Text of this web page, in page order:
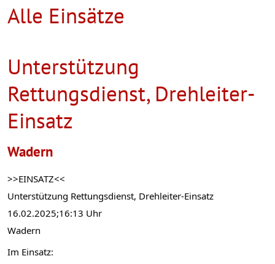
Alle Einsätze
Unterstützung
Rettungsdienst, Drehleiter-
Einsatz
Wadern
>>EINSATZ<<
Unterstützung Rettungsdienst, Drehleiter-Einsatz
16.02.2025;16:13 Uhr
Wadern
Im Einsatz: